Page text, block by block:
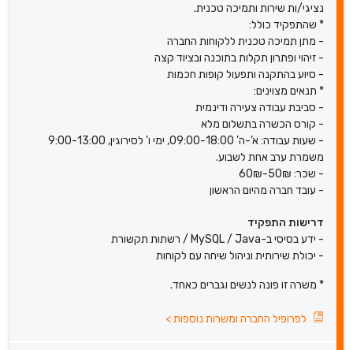
נציגי/ות שירות ותמיכה טכנית.
* שהתפקיד כולל:
- מתן תמיכה טכנית ללקוחות החברה
- זיהוי ופתרון תקלות בתוכנה ובציוד קצה
- סיוע בהתקנה ותפעול קופות חכמות
* תנאים מצוינים:
- סביבת עבודה צעירה ודינמית
- קורס הכשרה בתשלום מלא
- שעות עבודה: א’-ה’ 09:00-18:00, ימי ו’ לסירוגין, 9:00-13:00
משמרת ערב אחת לשבוע.
- שכר: 50₪-60₪
- עובד חברה מהיום הראשון
דרישות התפקיד
- ידע בסיסי ב-MySQL / Java / רשתות תקשורת
- יכולת שירותית וניהול שיחה עם לקוחות
* משרה זו פונה לנשים וגברים כאחד.
לפרופיל החברה ומשרות נוספות>